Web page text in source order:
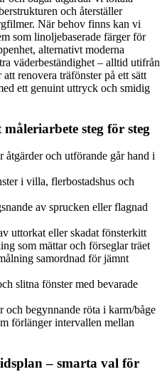
och återställer
När behov finns kan vi
som linoljebaserade färger för
alternativt moderna
väderbeständighet – alltid utifrån
renovera träfönster på ett sätt
ett genuint uttryck och smidig
steg för steg
och utförande går hand i
i villa, flerbostadshus och
av sprucken eller flagnad
uttorkat eller skadat fönsterkitt
som mättar och förseglar träet
samordnad för jämnt
slitna fönster med bevarade
och begynnande röta i karm/båge
förlänger intervallen mellan
– smarta val för